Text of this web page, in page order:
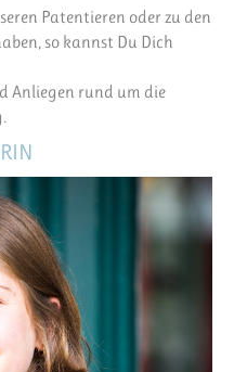
Patentieren oder zu den
so kannst Du Dich
Anliegen rund um die